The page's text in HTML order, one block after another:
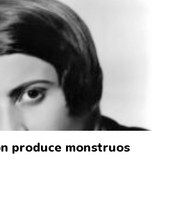
produce monstruos